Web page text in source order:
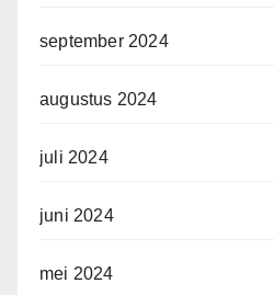
september 2024
augustus 2024
juli 2024
juni 2024
mei 2024